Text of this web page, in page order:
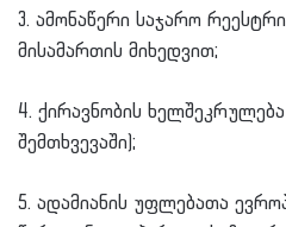
3. ამონაწერი საჯარო
მისამართის მიხედვით;
4. ქირავნობის
შემთხვევაში);
5. ადამიანის უფლებათა